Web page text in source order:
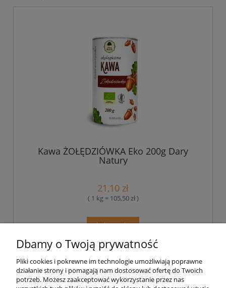
Kawa ŻOŁĘDZIÓWKA Eko 200g Dary
Natury
21,10 zł
( 1 kg = 105,50 zł )
do koszyka
Pomoc
Dbamy o Twoją prywatność
Pliki cookies i pokrewne im technologie umożliwiają poprawne
działanie strony i pomagają nam dostosować ofertę do Twoich
potrzeb. Możesz zaakceptować wykorzystanie przez nas